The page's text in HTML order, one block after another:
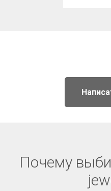
Почему